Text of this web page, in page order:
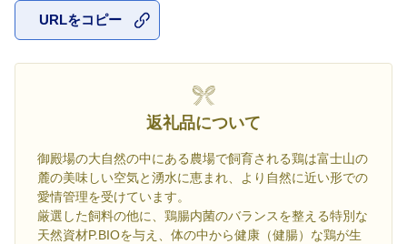
URLをコピー
返礼品について
御殿場の大自然の中にある農場で飼育される鶏は富士山の
麓の美味しい空気と湧水に恵まれ、より自然に近い形での
愛情管理を受けています。
厳選した飼料の他に、鶏腸内菌のバランスを整える特別な
天然資材P.BIOを与え、体の中から健康（健腸）な鶏が生